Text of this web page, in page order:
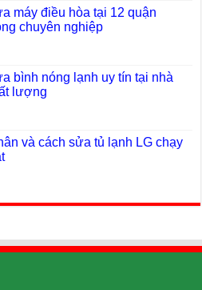
máy điều hòa tại 12 quận
chuyên nghiệp
bình nóng lạnh uy tín tại nhà
lượng
và cách sửa tủ lạnh LG chạy